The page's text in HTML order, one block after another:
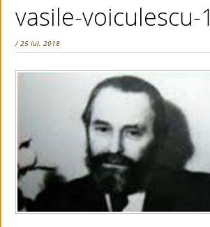
vasile-voiculescu-1
/ 25 iul. 2018